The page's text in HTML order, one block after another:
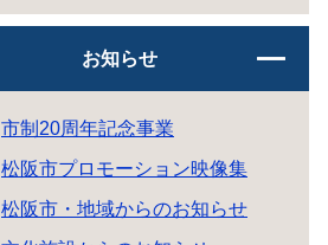
お知らせ
市制20周年記念事業
松阪市プロモーション映像集
松阪市・地域からのお知らせ